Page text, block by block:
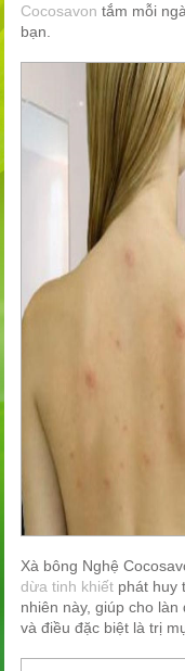
Cocosavon tắm mỗi
bạn.
Xà bông Nghệ
dừa tinh khiết phát huy
nhiên này, giúp cho
và điều đặc biệt là trị